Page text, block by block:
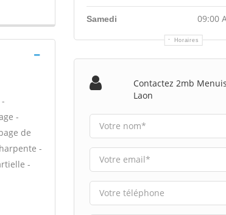
-
de
-
-
Horaires
Samedi 09:00
Contactez 2mb
Laon